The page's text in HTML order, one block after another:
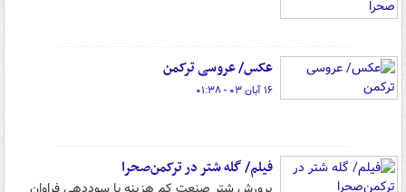
عکس/ عروسی ترکمن‌
۱۶ آبان ۰۳ - ۰۱:۳۸
فیلم/ گله‌ شتر در ترکمن‌صحرا